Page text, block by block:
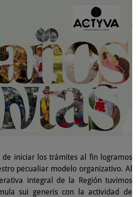
de iniciar los trámites al fin logramos
pecualiar modelo organizativo. Al
integral de la Región tuvimos
sui generis con la actividad de